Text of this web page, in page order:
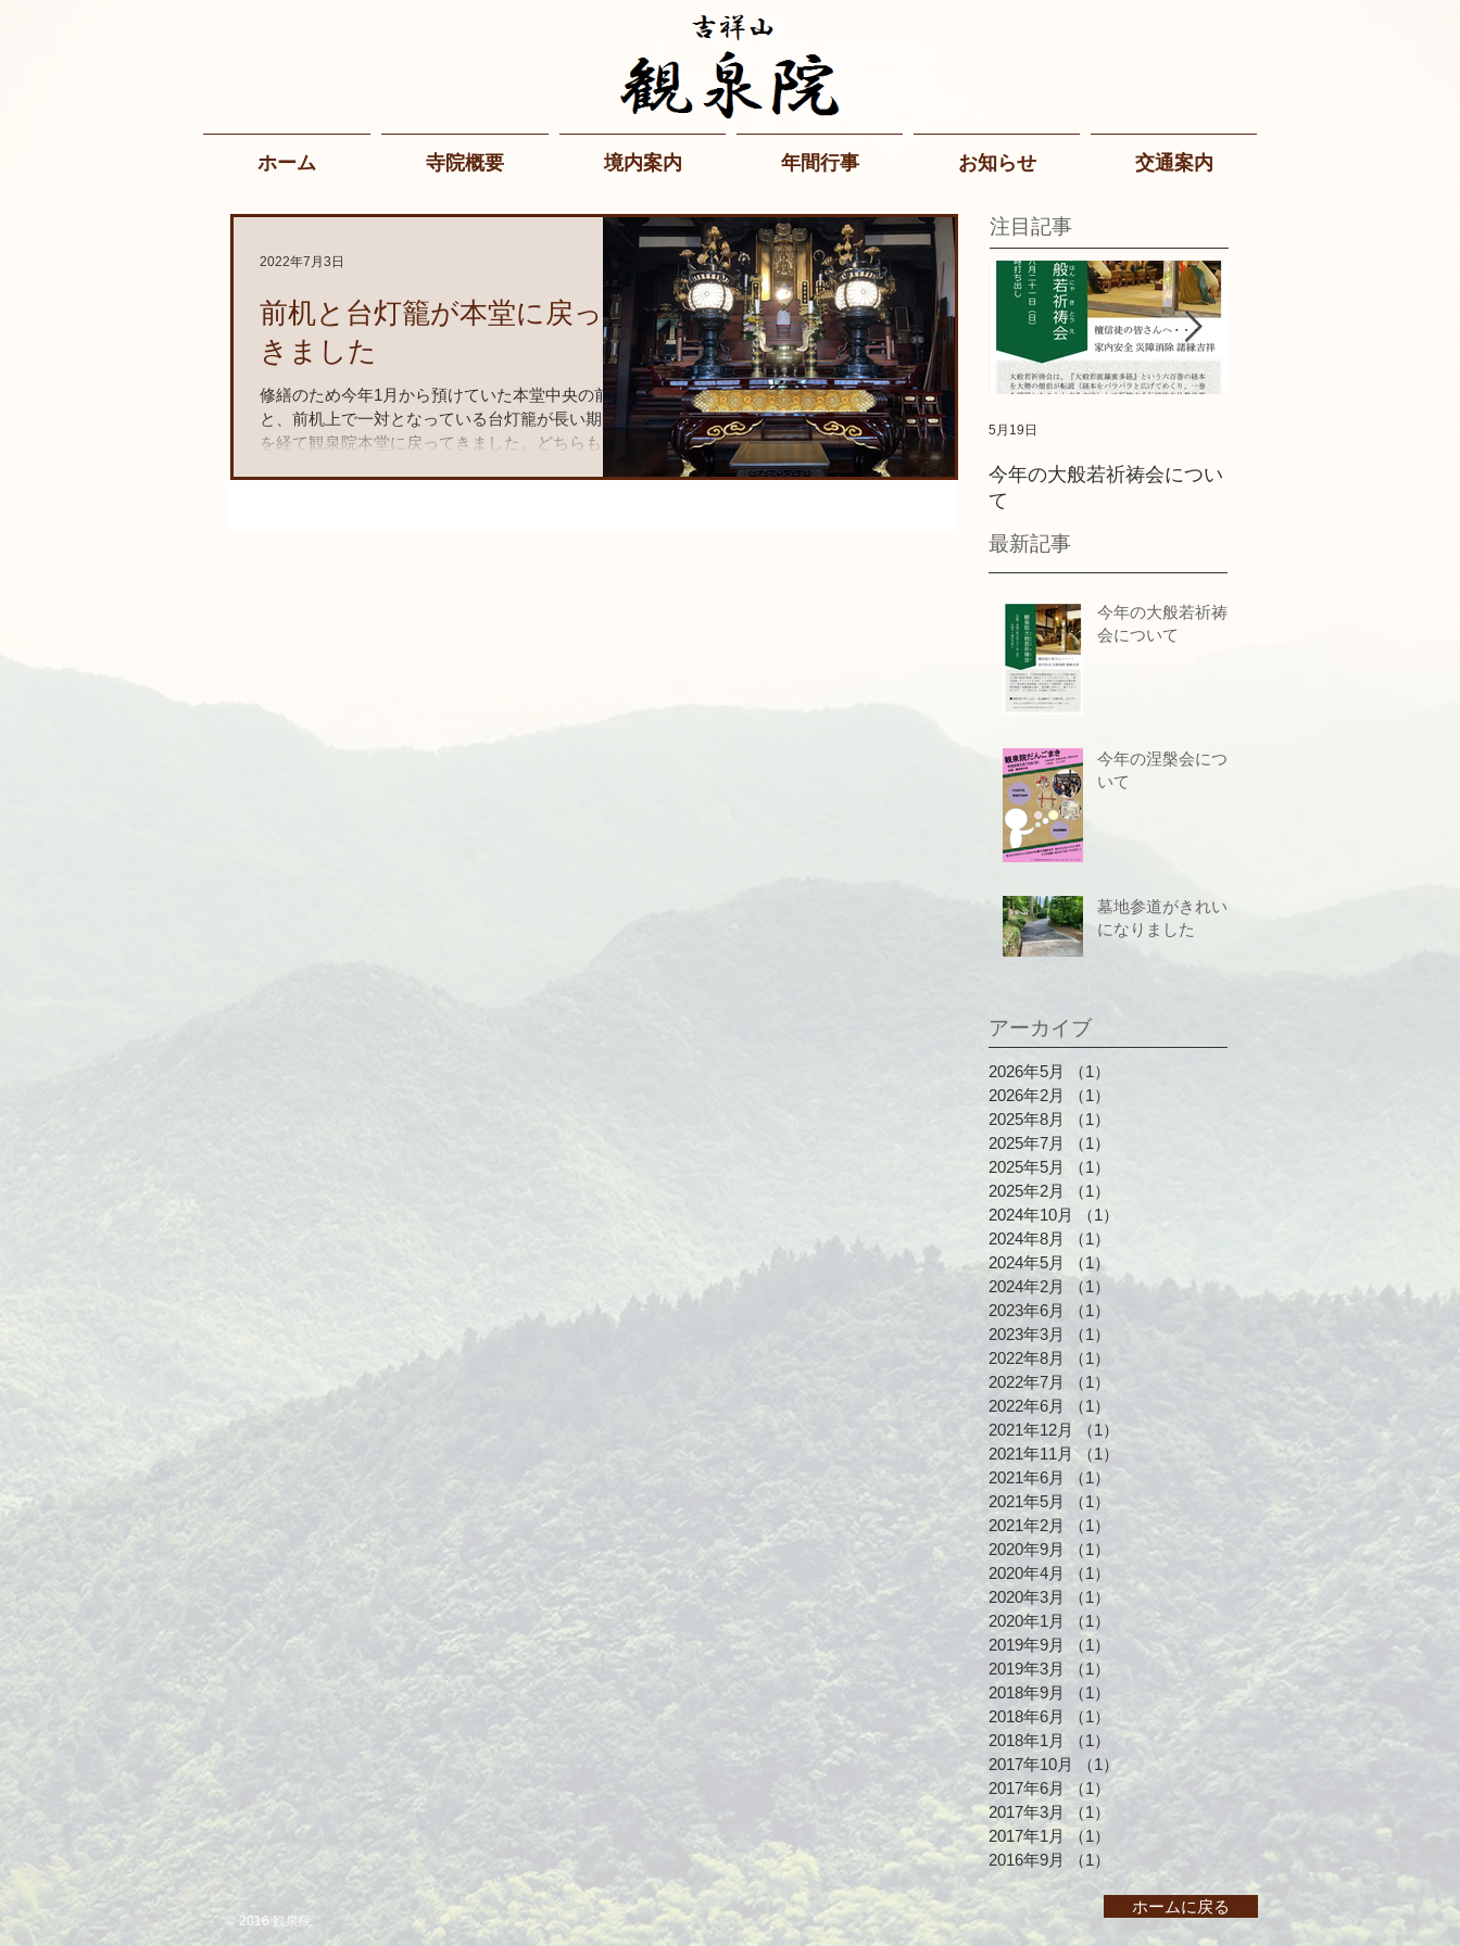
ホーム 寺院概要 境内案内 年間行事 お知らせ 交通案内
前机と台灯籠が本堂に戻って
きました
修繕のため今年1月から預けていた本堂中央の前机
と、前机上で一対となっている台灯籠が長い期間
を経て観泉院本堂に戻ってきました。どちらも大
2022年7月3日
注目記事
今年の大般若祈祷会につい
て
5月19日
最新記事
今年の大般若祈祷
会について
今年の涅槃会につ
いて
墓地参道がきれい
になりました
アーカイブ
2026年5月 （1）
2026年2月
（1）
2025年8月
（1）
2025年7月
（1）
2025年5月
（1）
2025年2月
（1）
2024年10月
（1）
2024年8月
（1）
2024年5月
（1）
2024年2月
（1）
1件の記事
2023年6月
（1）
2023年3月
（1）
1件の記事
2022年8月
（1）
2022年7月
（1）
2022年6月
（1）
2021年12月
（1）
2021年11月 （1）
2021年6月
（1）
2021年5月
（1）
2021年2月
（1）
1件の記事
2020年9月
（1）
1件の記事
2020年4月
（1）
2020年3月
（1）
1件の記事
2020年1月
（1）
1件の記事
2019年9月
（1）
1件の記事
2019年3月 （1）
1件の記事
2018年9月
（1）
2018年6月
（1）
1件の記事
2018年1月
（1）
1件の記事
2017年10月
（1） 1件の記事
2017年6月 （1） 1件の記事
2017年3月 （1）
2017年1月 （1）
1件の記事
2016年9月
（1）
© 2016 観泉院
ホームに戻る